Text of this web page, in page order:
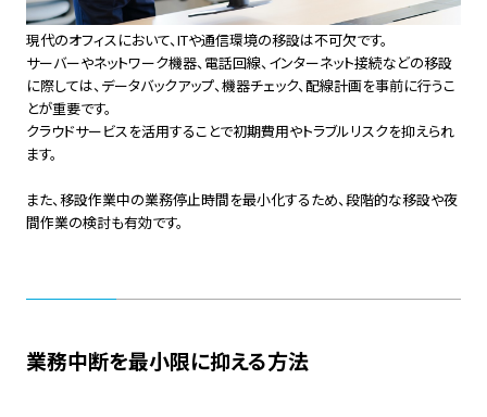
現代のオフィスにおいて、ITや通信環境の移設は不可欠です。
サーバーやネットワーク機器、電話回線、インターネット接続などの移設
に際しては、データバックアップ、機器チェック、配線計画を事前に行うこ
とが重要です。
クラウドサービスを活用することで初期費用やトラブルリスクを抑えられ
ます。
また、移設作業中の業務停止時間を最小化するため、段階的な移設や夜
間作業の検討も有効です。
業務中断を最小限に抑える方法